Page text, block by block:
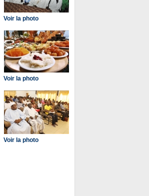
Voir la photo
Voir la photo
Voir la photo